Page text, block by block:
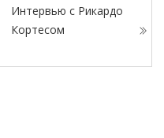
Интервью с Рикардо
Кортесом